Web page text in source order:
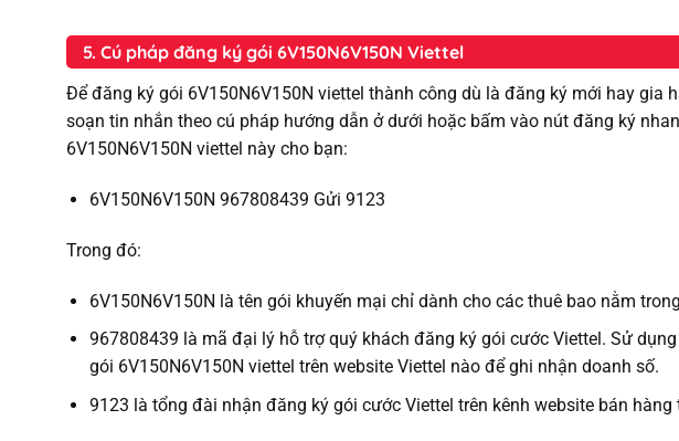
5. Cú pháp đăng ký gói 6V150N6V150N Viettel
Để đăng ký gói 6V150N6V150N viettel thành công dù là đăng ký mới hay gia
soạn tin nhắn theo cú pháp hướng dẫn ở dưới hoặc bấm vào nút đăng ký
6V150N6V150N viettel này cho bạn:
6V150N6V150N 967808439 Gửi 9123
Trong đó:
6V150N6V150N là tên gói khuyến mại chỉ dành cho các thuê bao nằm
967808439 là mã đại lý hỗ trợ quý khách đăng ký gói cước Viettel. Sử
gói 6V150N6V150N viettel trên website Viettel nào để ghi nhận doanh số.
9123 là tổng đài nhận đăng ký gói cước Viettel trên kênh website bán